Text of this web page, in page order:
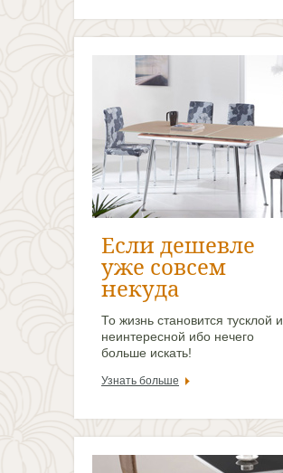
То жизнь становится тусклой и
больше искать!
Ты думаешь, что
купить дешево -
и гарантированно выделишься!